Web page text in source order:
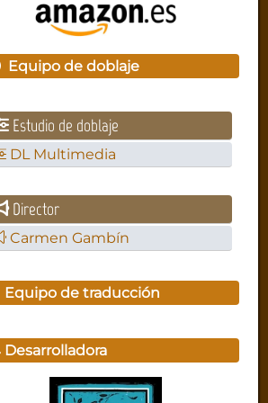
Equipo de doblaje
Estudio de doblaje
DL Multimedia
Director
Carmen Gambín
Equipo de traducción
Desarrolladora